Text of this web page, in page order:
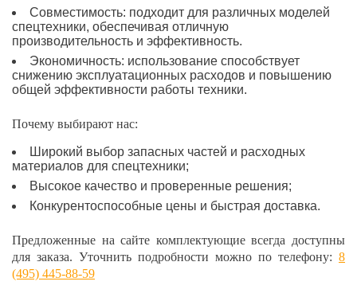
Совместимость: подходит для различных моделей
спецтехники, обеспечивая отличную
производительность и эффективность.
Экономичность: использование способствует
снижению эксплуатационных расходов и повышению
общей эффективности работы техники.
Почему выбирают нас:
Широкий выбор запасных частей и расходных
материалов для спецтехники;
Высокое качество и проверенные решения;
Конкурентоспособные цены и быстрая доставка.
Предложенные на сайте комплектующие всегда доступны
для заказа. Уточнить подробности можно по телефону: 8
(495) 445-88-59